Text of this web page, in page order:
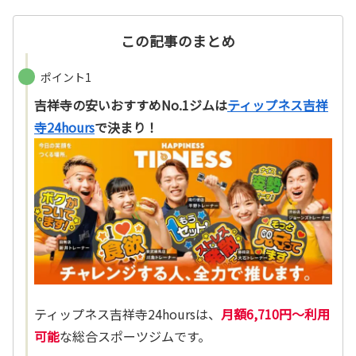
この記事のまとめ
ポイント1
吉祥寺の安いおすすめNo.1ジムはティップネス吉祥
寺24hoursで決まり！
ティップネス吉祥寺24hoursは、 月額6,710円～利用
可能な総合スポーツジムです。